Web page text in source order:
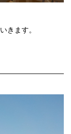
きます。